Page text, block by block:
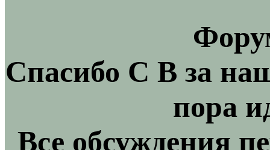
Спасибо С В за
пора
Все обсуждения